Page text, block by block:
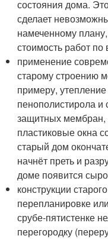
состояния дома.
сделает
намеченному
стоимость работ
применение
старому строению
примеру,
пенополистирола и
защитных
пластиковые окна
старый дом
начнёт преть и
доме появится
конструкции
перепланировке
срубе-пятистенке
перегородку